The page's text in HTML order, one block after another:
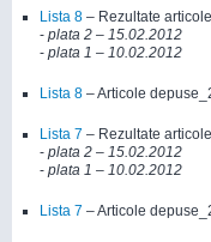
Lista 8 – Rezultate
- plata 2 – 15.02.2012
- plata 1 – 10.02.2012
Lista 8 – Articole
Lista 7 – Rezultate
- plata 2 – 15.02.2012
- plata 1 – 10.02.2012
Lista 7 – Articole